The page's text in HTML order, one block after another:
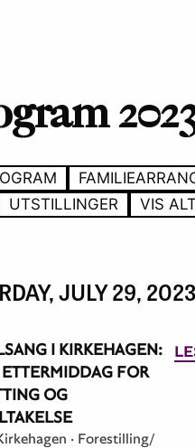
UTSTILLINGER VIS ALT
JULY 29, 2023
I KIRKEHAGEN:
FOR
OG
· Forestilling/